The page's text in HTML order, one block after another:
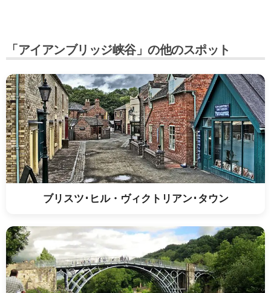
「アイアンブリッジ峡谷」の他のスポット
ブリスツ･ヒル・ヴィクトリアン･タウン